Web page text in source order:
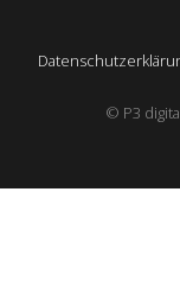
© P3